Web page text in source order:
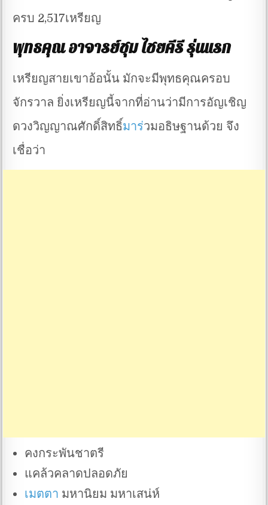
ครบ 2,517เหรียญ
พุทธคุณ อาจารย์ชุม ไชยคีรี รุ่นแรก
เหรียญสายเขาอ้อนั้น มักจะมีพุทธคุณครอบ
จักรวาล ยิ่งเหรียญนี้จากที่อ่านว่ามีการอัญเชิญ
ดวงวิญญาณศักดิ์สิทธิ์มาร่วมอธิษฐานด้วย จึง
เชื่อว่า
คงกระพันชาตรี
แคล้วคลาดปลอดภัย
เมตตา มหานิยม มหาเสน่ห์